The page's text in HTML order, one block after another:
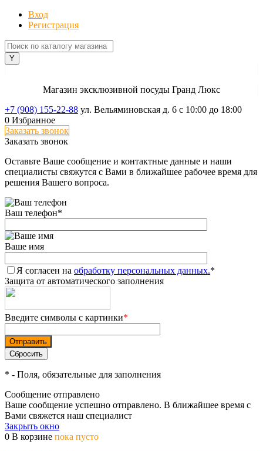
Вход
Регистрация
Магазин эксклюзивной посуды Гранд Люкс
+7 (908) 155-22-88 ул. Вельяминовская д. 6 с 10:00 до 18:00
0 Избранное
Заказать звонок
Заказать звонок
Оставьте Ваше сообщение и контактные данные и наши
специалисты свяжутся с Вами в ближайшее рабочее время для
решения Вашего вопроса.
Ваш телефон*
Ваше имя
Я согласен на обработку персональных данных.*
Защита от автоматического заполнения
Введите символы с картинки*
* - Поля, обязательные для заполнения
Сообщение отправлено
Ваше сообщение успешно отправлено. В ближайшее время с
Вами свяжется наш специалист
Закрыть окно
0 В корзине пока пусто